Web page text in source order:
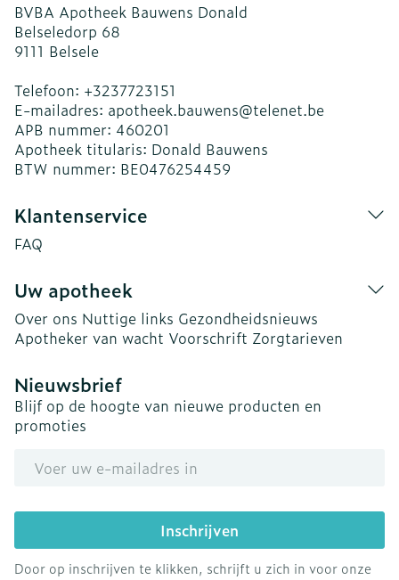
BVBA Apotheek Bauwens Donald
Belseledorp 68
9111 Belsele
Telefoon: +3237723151
E-mailadres: apotheek.bauwens@telenet.be
APB nummer: 460201
Apotheek titularis: Donald Bauwens
BTW nummer: BE0476254459
Klantenservice
FAQ
Uw apotheek
Over ons Nuttige links Gezondheidsnieuws
Apotheker van wacht Voorschrift Zorgtarieven
Nieuwsbrief
Blijf op de hoogte van nieuwe producten en
promoties
Inschrijven
Door op inschrijven te klikken, schrijft u zich in voor onze